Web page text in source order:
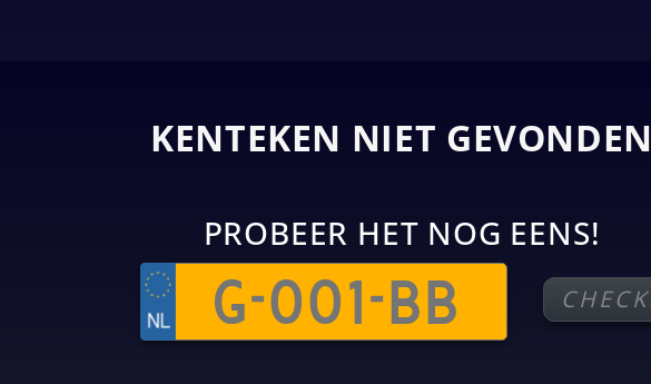
KENTEKEN NIET GEVONDEN
PROBEER HET NOG EENS!